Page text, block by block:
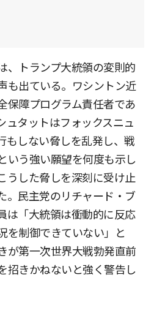
、トランプ大統領の変則的
も出ている。ワシントン近
保障プログラム責任者であ
ュタットはフォックスニュ
もしない脅しを乱発し、戦
いう強い願望を何度も示し
うした脅しを深刻に受け止
。民主党のリチャード・ブ
は「大統領は衝動的に反応
を制御できていない」と
が第一次世界大戦勃発直前
招きかねないと強く警告し